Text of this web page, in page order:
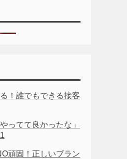
！誰でもできる接客
ってて良かったな」
頑固！正しいブラン